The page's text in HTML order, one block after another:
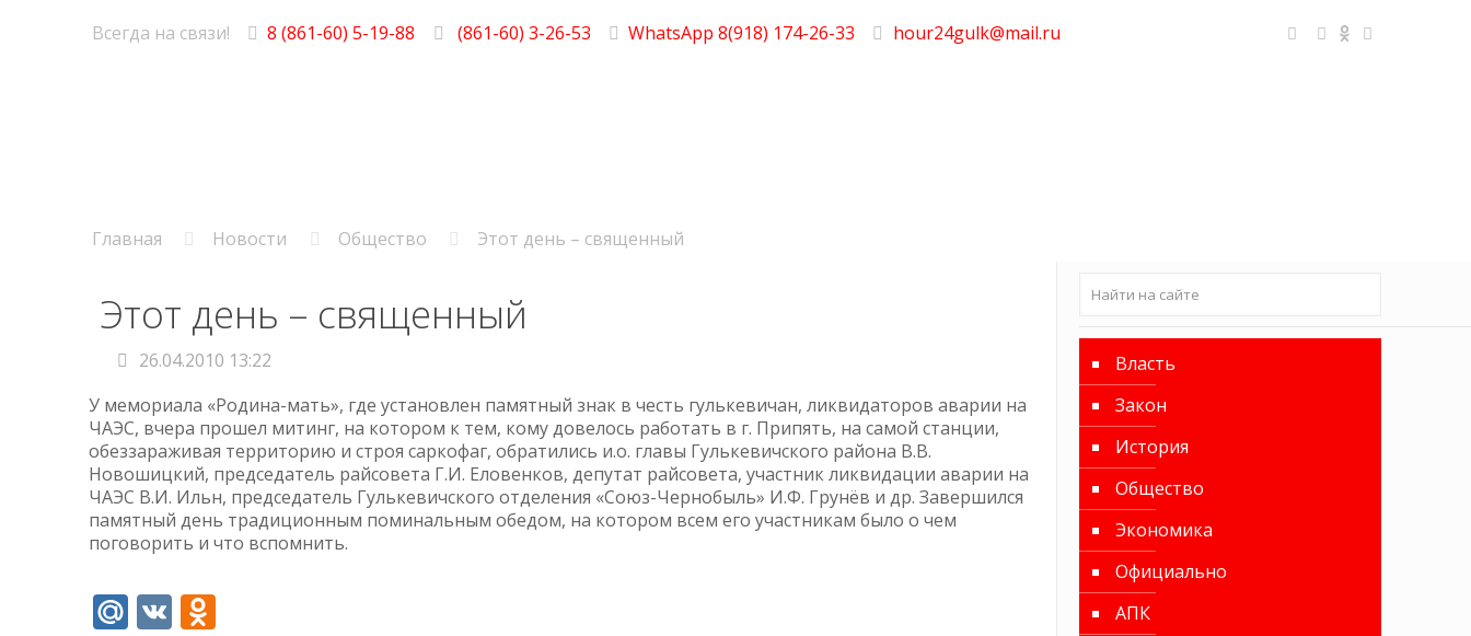
Всегда на связи! 8 (861-60) 5-19-88 (861-60) 3-26-53 WhatsApp 8(918) 174-26-33 hour24gulk@mail.ru
Главная Новости Общество Этот день – священный
Этот день – священный
26.04.2010 13:22
У мемориала «Родина-мать», где установлен памятный знак в честь гулькевичан, ликвидаторов аварии на
ЧАЭС, вчера прошел митинг, на котором к тем, кому довелось работать в г. Припять, на самой станции,
обеззараживая территорию и строя саркофаг, обратились и.о. главы Гулькевичского района В.В.
Новошицкий, председатель райсовета Г.И. Еловенков, депутат райсовета, участник ликвидации аварии на
ЧАЭС В.И. Ильн, председатель Гулькевичского отделения «Союз-Чернобыль» И.Ф. Грунёв и др. Завершился
памятный день традиционным поминальным обедом, на котором всем его участникам было о чем
поговорить и что вспомнить.
Mail.Ru
VKOdnoklassniki
Власть
Закон
История
Общество
Экономика
Официально
АПК